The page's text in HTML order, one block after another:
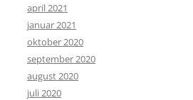
april 2021
januar 2021
oktober 2020
september 2020
august 2020
juli 2020